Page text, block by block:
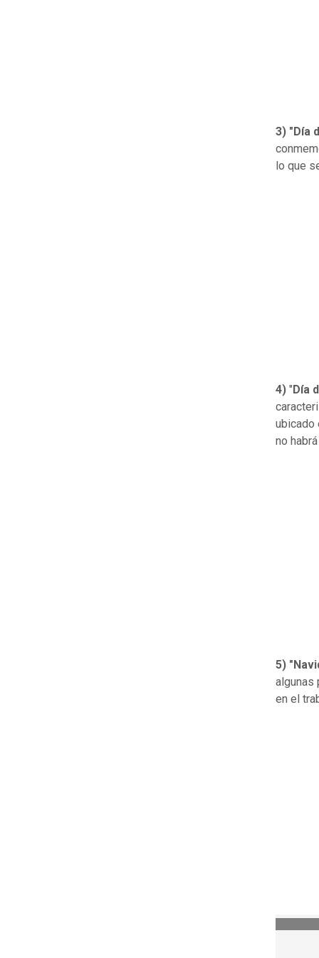
3) "Día
lo que
4) " Día
ubicado
no
5)
algunas
en el